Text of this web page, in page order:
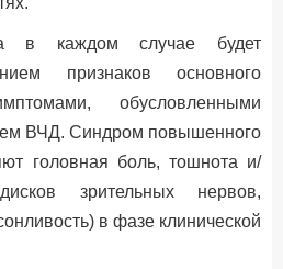
в каждом случае будет
признаков основного
обусловленными
ВЧД. Синдром повышенного
головная боль, тошнота и/
зрительных нервов,
в фазе клинической